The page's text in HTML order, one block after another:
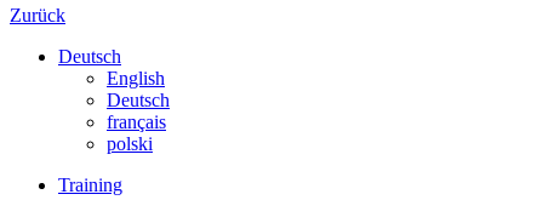
Zurück
Deutsch
English
Deutsch
français
polski
Training